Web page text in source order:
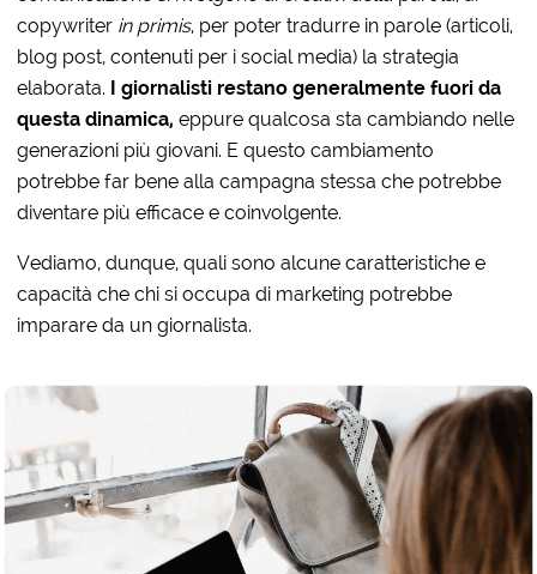
copywriter in primis, per poter tradurre in parole (articoli,
blog post, contenuti per i social media) la strategia
elaborata. I giornalisti restano generalmente fuori da
questa dinamica, eppure qualcosa sta cambiando nelle
generazioni più giovani. E questo cambiamento
potrebbe far bene alla campagna stessa che potrebbe
diventare più efficace e coinvolgente.
Vediamo, dunque, quali sono alcune caratteristiche e
capacità che chi si occupa di marketing potrebbe
imparare da un giornalista.